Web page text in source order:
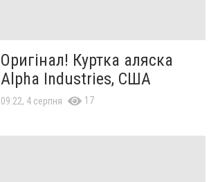
Оригінал! Куртка аляска
Alpha Industries, США
09:22, 4 серпня 17